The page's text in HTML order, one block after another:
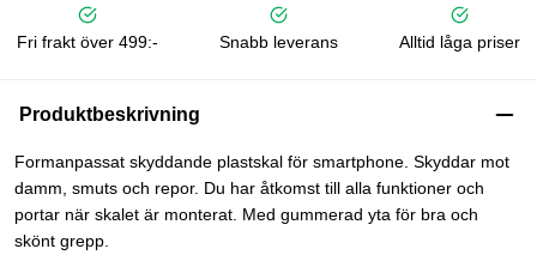
Fri frakt över 499:- Snabb leverans Alltid låga priser
Produktbeskrivning
Formanpassat skyddande plastskal för smartphone. Skyddar mot
damm, smuts och repor. Du har åtkomst till alla funktioner och
portar när skalet är monterat. Med gummerad yta för bra och
skönt grepp.